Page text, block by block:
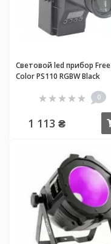
Световой led прибор Free
Color PS110 RGBW Black
0
1 113 ₴